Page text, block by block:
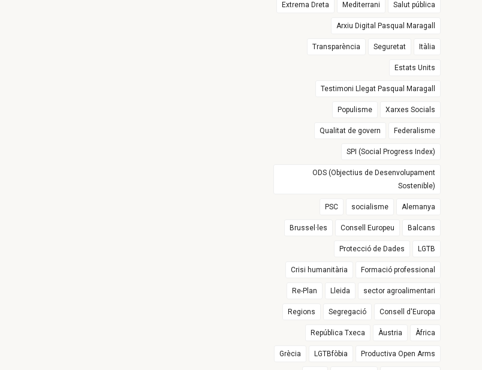
Extrema Dreta Mediterrani Salut pública
Arxiu Digital Pasqual Maragall
Transparència Seguretat Itàlia
Estats Units
Testimoni Llegat Pasqual Maragall
Populisme Xarxes Socials
Qualitat de govern Federalisme
SPI (Social Progress Index)
ODS (Objectius de Desenvolupament
Sostenible)
PSC socialisme Alemanya
Brussel·les Consell Europeu Balcans
Protecció de Dades LGTB
Crisi humanitària Formació professional
Re-Plan Lleida sector agroalimentari
Regions Segregació Consell d'Europa
República Txeca Àustria Àfrica
Grècia LGTBfòbia Productiva Open Arms